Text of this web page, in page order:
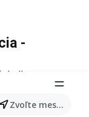
Zvoľte mesto
-
Tesco